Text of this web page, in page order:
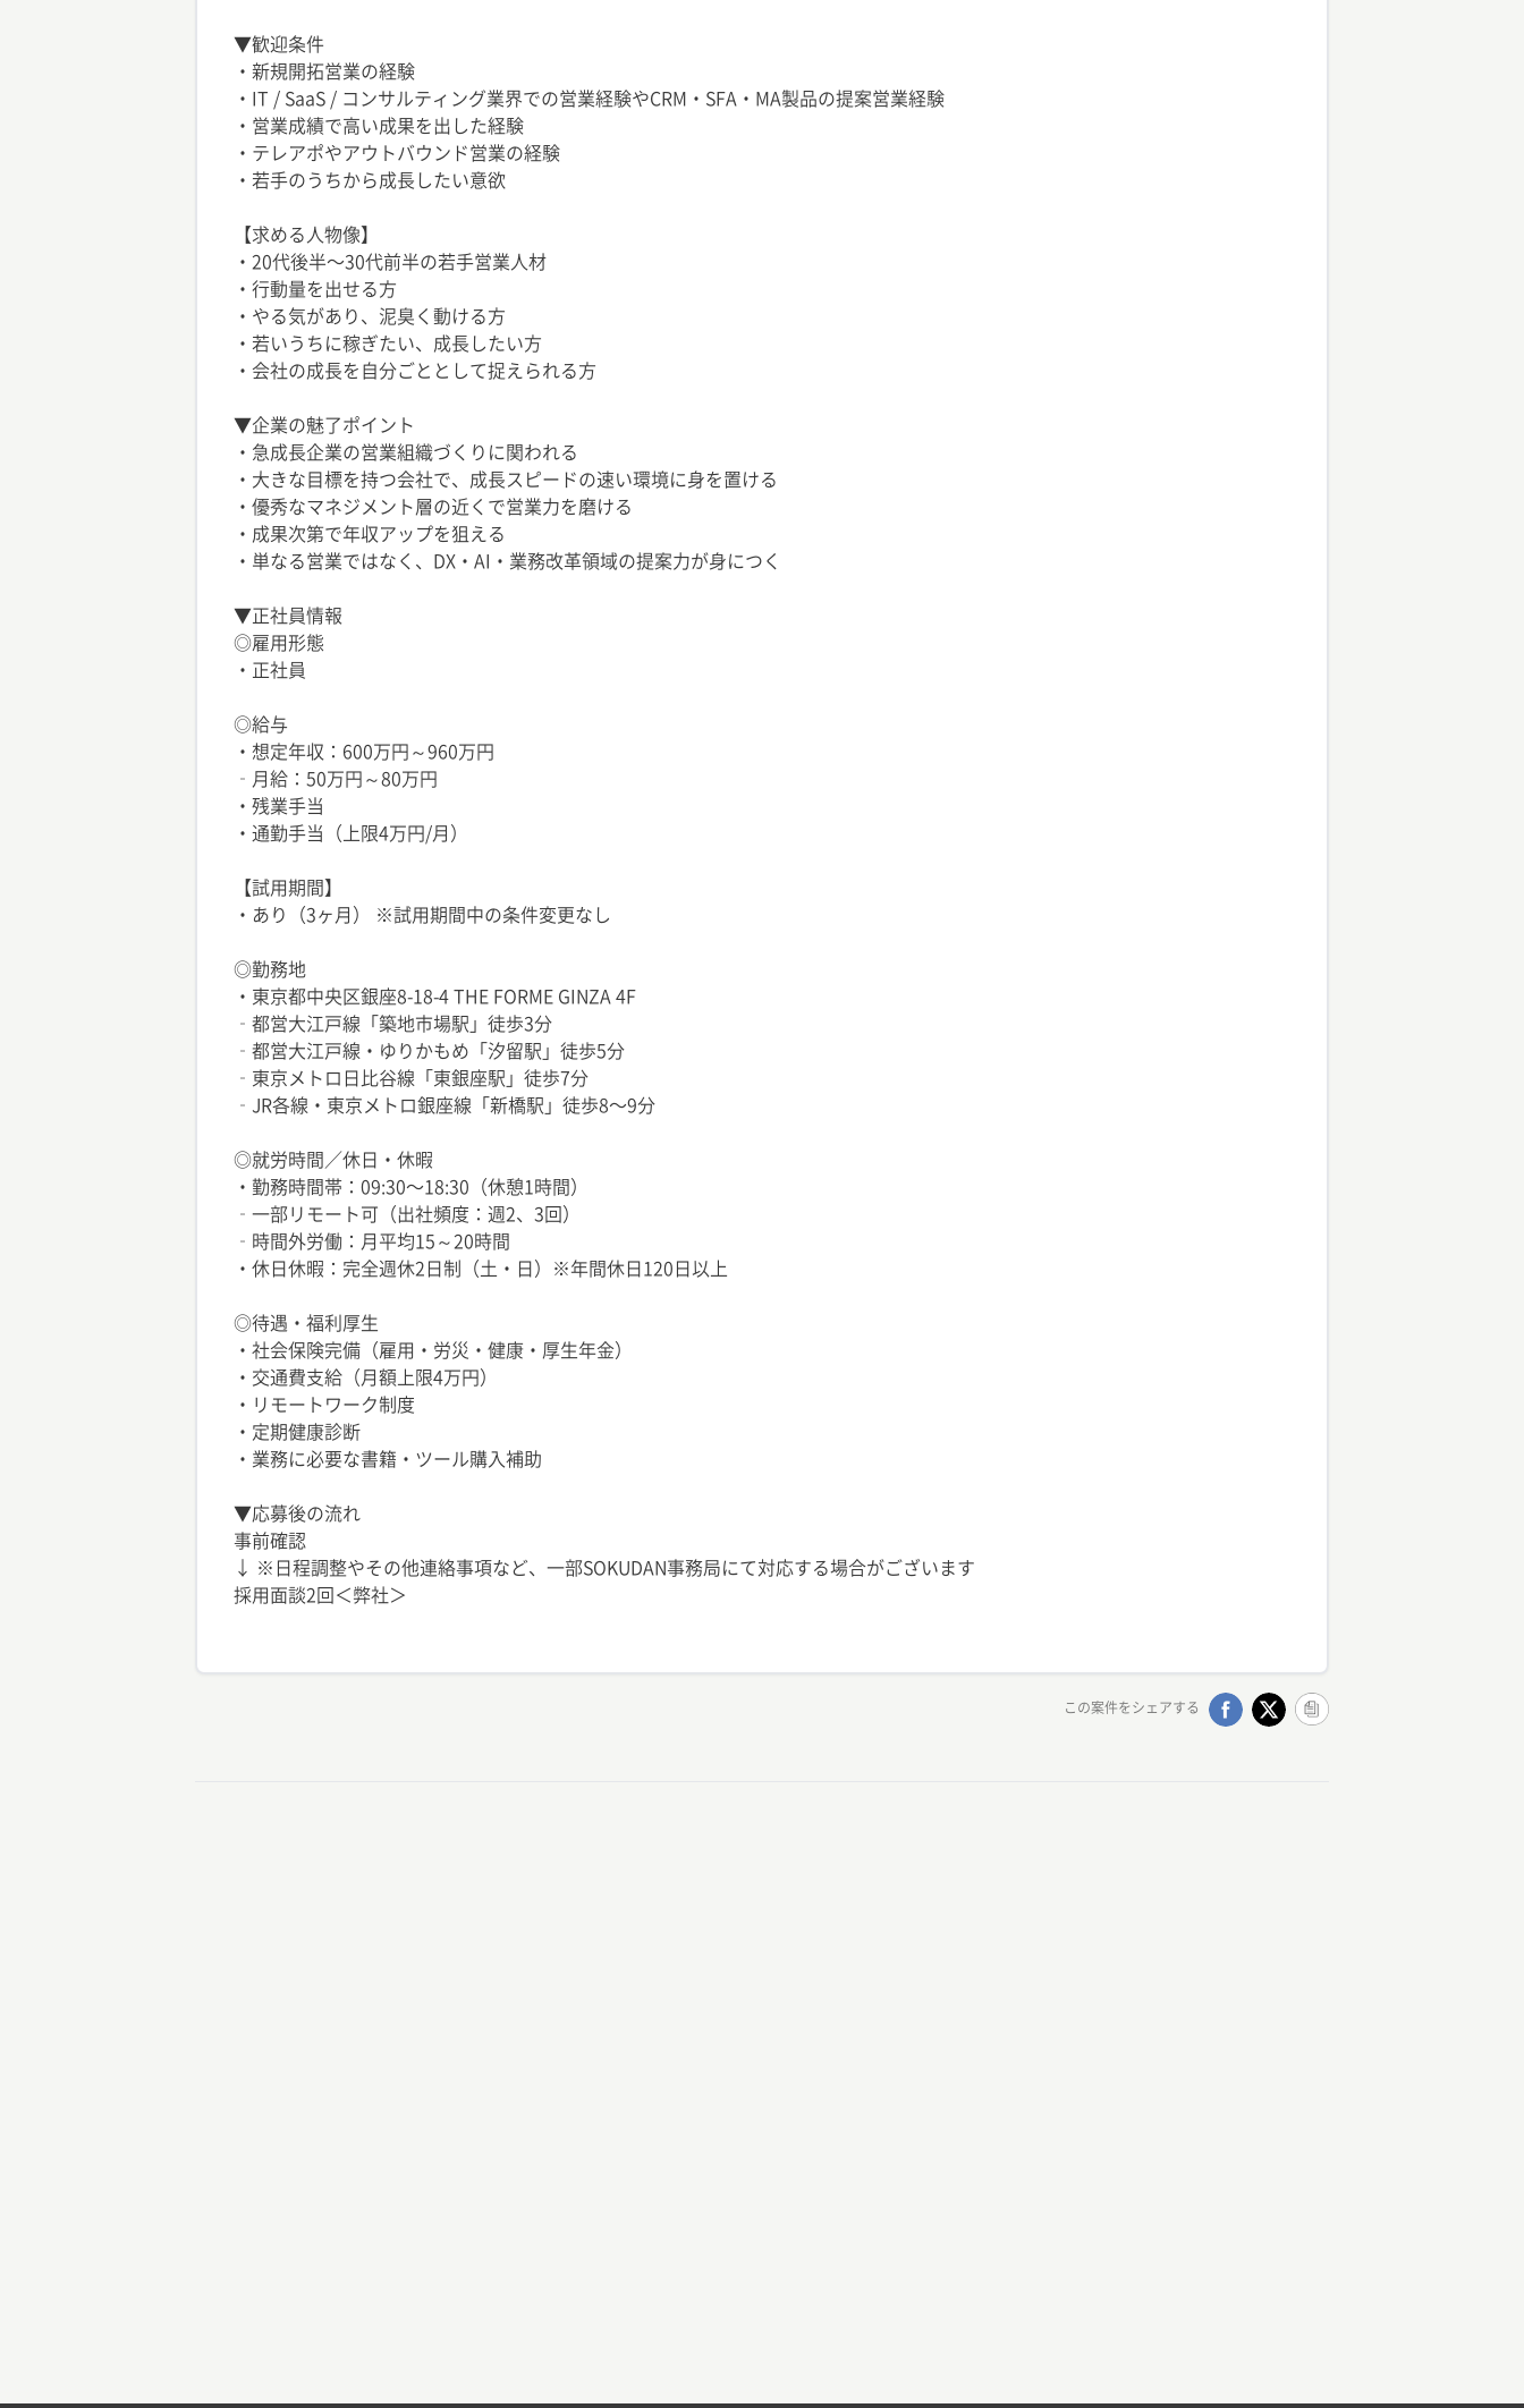
▼歓迎条件
・新規開拓営業の経験
・IT / SaaS / コンサルティング業界での営業経験やCRM・SFA・MA製品の提案営業経験
・営業成績で高い成果を出した経験
・テレアポやアウトバウンド営業の経験
・若手のうちから成長したい意欲
【求める人物像】
・20代後半〜30代前半の若手営業人材
・行動量を出せる方
・やる気があり、泥臭く動ける方
・若いうちに稼ぎたい、成長したい方
・会社の成長を自分ごととして捉えられる方
▼企業の魅了ポイント
・急成長企業の営業組織づくりに関われる
・大きな目標を持つ会社で、成長スピードの速い環境に身を置ける
・優秀なマネジメント層の近くで営業力を磨ける
・成果次第で年収アップを狙える
・単なる営業ではなく、DX・AI・業務改革領域の提案力が身につく
▼正社員情報
◎雇用形態
・正社員
◎給与
・想定年収：600万円～960万円
‐月給：50万円～80万円
・残業手当
・通勤手当（上限4万円/月）
【試用期間】
・あり（3ヶ月） ※試用期間中の条件変更なし
◎勤務地
・東京都中央区銀座8-18-4 THE FORME GINZA 4F
‐都営大江戸線「築地市場駅」徒歩3分
‐都営大江戸線・ゆりかもめ「汐留駅」徒歩5分
‐東京メトロ日比谷線「東銀座駅」徒歩7分
‐JR各線・東京メトロ銀座線「新橋駅」徒歩8〜9分
◎就労時間／休日・休暇
・勤務時間帯：09:30〜18:30（休憩1時間）
‐一部リモート可（出社頻度：週2、3回）
‐時間外労働：月平均15～20時間
・休日休暇：完全週休2日制（土・日）※年間休日120日以上
◎待遇・福利厚生
・社会保険完備（雇用・労災・健康・厚生年金）
・交通費支給（月額上限4万円）
・リモートワーク制度
・定期健康診断
・業務に必要な書籍・ツール購入補助
▼応募後の流れ
事前確認
↓ ※日程調整やその他連絡事項など、一部SOKUDAN事務局にて対応する場合がございます
採用面談2回＜弊社＞
この案件をシェアする